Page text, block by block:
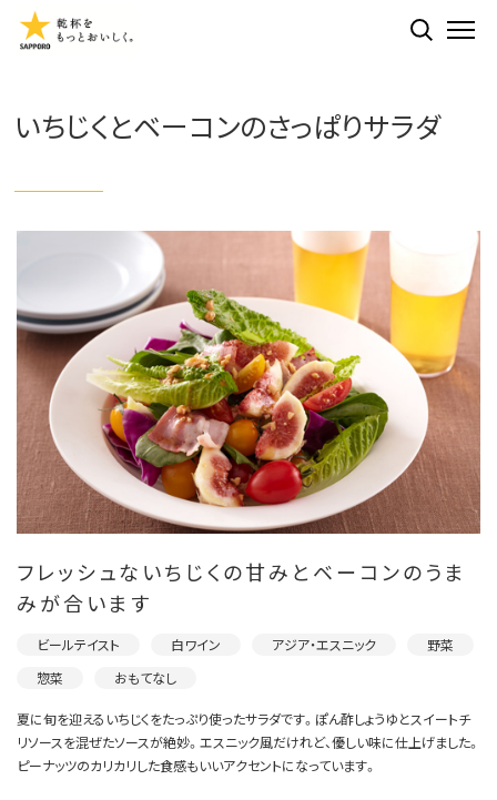
検索する
いちじくとベーコンのさっぱりサラダ
フレッシュないちじくの甘みとベーコンのうま
みが合います
ビールテイスト 白ワイン アジア・エスニック
野菜
惣菜
おもてなし
夏に旬を迎えるいちじくをたっぷり使ったサラダです。ぽん酢しょうゆとスイートチ
リソースを混ぜたソースが絶妙。エスニック風だけれど、優しい味に仕上げました。
ピーナッツのカリカリした食感もいいアクセントになっています。